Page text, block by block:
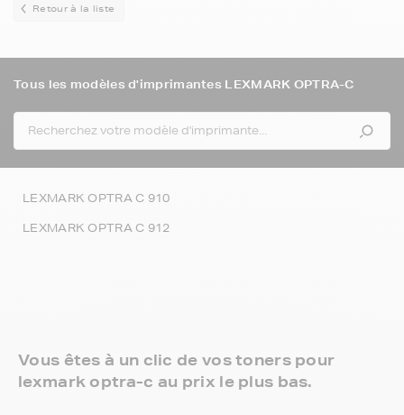
Retour à la liste
Tous les modèles d'imprimantes LEXMARK OPTRA-C
LEXMARK OPTRA C 910
LEXMARK OPTRA C 912
Vous êtes à un clic de vos toners pour
lexmark optra-c au prix le plus bas.